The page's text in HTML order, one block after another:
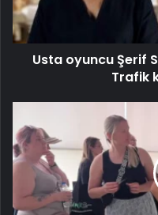
Usta oyuncu Şerif
Trafik